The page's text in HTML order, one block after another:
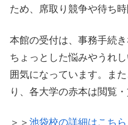
ため、席取り競争や待ち
本館の受付は、事務手続
ちょっとした悩みやうれ
囲気になっています。ま
り、各大学の赤本は閲覧
＞＞ 池袋校の詳細はこちら